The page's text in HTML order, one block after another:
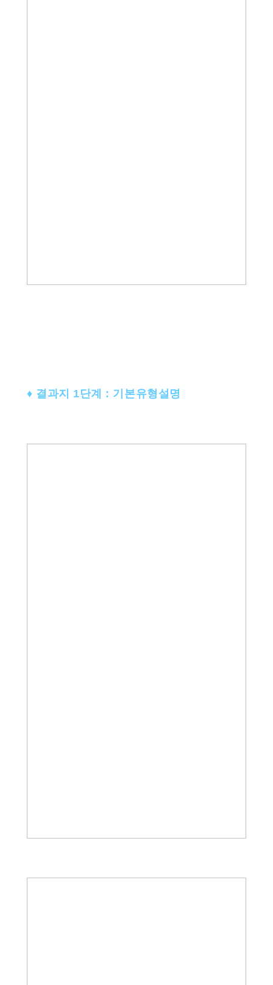
♦ 결과지 1단계 : 기본유형설명